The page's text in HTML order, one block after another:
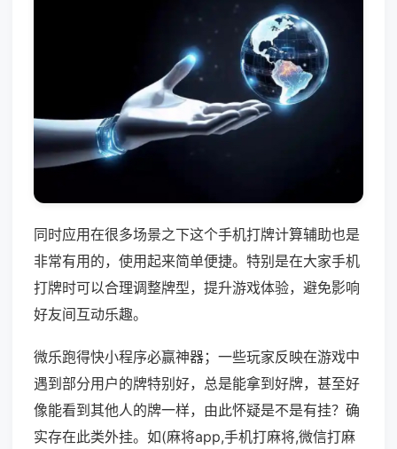
同时应用在很多场景之下这个手机打牌计算辅助也是
非常有用的，使用起来简单便捷。特别是在大家手机
打牌时可以合理调整牌型，提升游戏体验，避免影响
好友间互动乐趣。
微乐跑得快小程序必赢神器；一些玩家反映在游戏中
遇到部分用户的牌特别好，总是能拿到好牌，甚至好
像能看到其他人的牌一样，由此怀疑是不是有挂？确
实存在此类外挂。如(麻将app,手机打麻将,微信打麻